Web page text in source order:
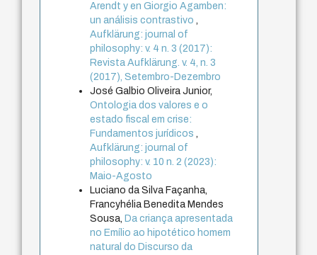
Arendt y en Giorgio Agamben:
un análisis contrastivo,
Aufklärung: journal of
philosophy: v. 4 n. 3 (2017):
Revista Aufklärung. v. 4, n. 3
(2017), Setembro-Dezembro
José Galbio Oliveira Junior,
Ontologia dos valores e o
estado fiscal em crise:
Fundamentos jurídicos,
Aufklärung: journal of
philosophy: v. 10 n. 2 (2023):
Maio-Agosto
Luciano da Silva Façanha,
Francyhélia Benedita Mendes
Sousa, Da criança apresentada
no Emílio ao hipotético homem
natural do Discurso da